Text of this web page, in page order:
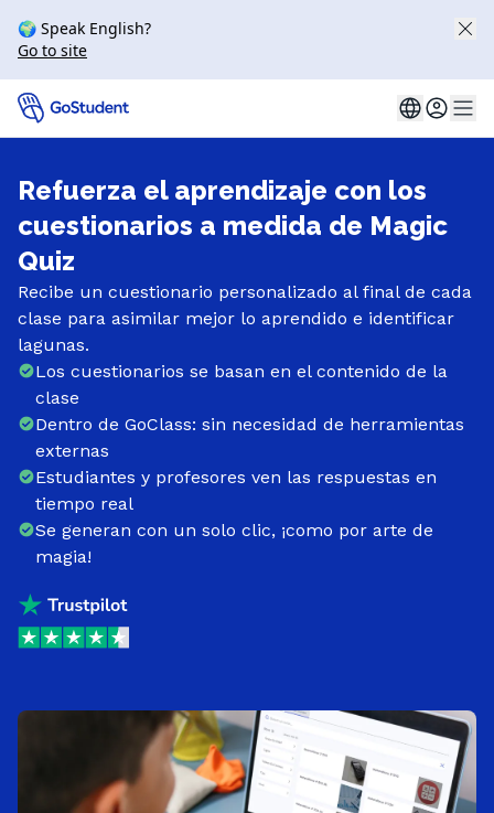
🌍 Speak English?
Go to site
Refuerza el aprendizaje con los
cuestionarios a medida de Magic
Quiz
Recibe un cuestionario personalizado al final de cada
clase para asimilar mejor lo aprendido e identificar
lagunas.
Los cuestionarios se basan en el contenido de la
clase
Dentro de GoClass: sin necesidad de herramientas
externas
Estudiantes y profesores ven las respuestas en
tiempo real
Se generan con un solo clic, ¡como por arte de
magia!